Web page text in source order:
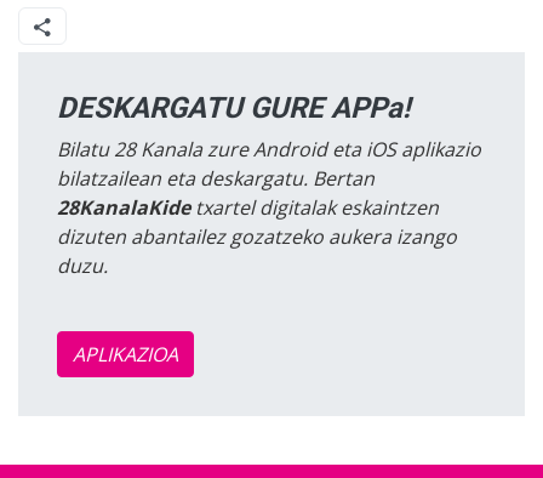
DESKARGATU GURE APPa!
Bilatu 28 Kanala zure Android eta iOS aplikazio
bilatzailean eta deskargatu. Bertan
28KanalaKidetxartel digitalak eskaintzen
dizuten abantailez gozatzeko aukera izango
duzu.
APLIKAZIOA